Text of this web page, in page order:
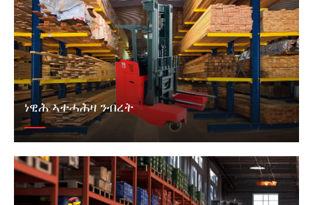
ነዊሕ ኣተሓሕዛ ንብረት